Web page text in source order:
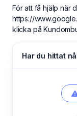
För att få hjälp när
https://
klicka på
Har du hittat